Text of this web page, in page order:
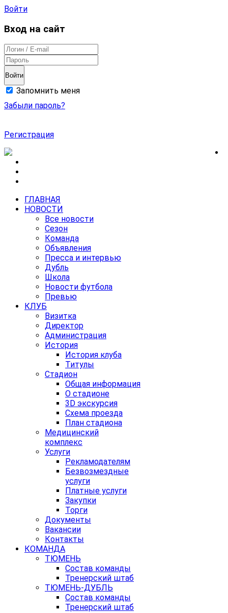
Войти
Вход на сайт
Войти
Запомнить меня
Забыли пароль?
Регистрация
ГЛАВНАЯ
НОВОСТИ
Все новости
Сезон
Команда
Объявления
Пресса и интервью
Дубль
Школа
Новости футбола
Превью
КЛУБ
Визитка
Директор
Администрация
История
История клуба
Титулы
Стадион
Общая информация
О стадионе
3D экскурсия
Схема проезда
План стадиона
Медицинский
комплекс
Услуги
Рекламодателям
Безвозмездные
услуги
Платные услуги
Закупки
Торги
Документы
Вакансии
Контакты
КОМАНДА
ТЮМЕНЬ
Состав команды
Тренерский штаб
ТЮМЕНЬ-ДУБЛЬ
Состав команды
Тренерский штаб